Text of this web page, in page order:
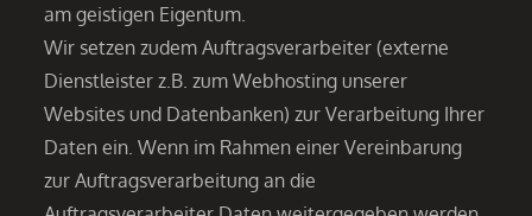
am geistigen Eigentum.
Wir setzen zudem Auftragsverarbeiter (externe
Dienstleister z.B. zum Webhosting unserer
Websites und Datenbanken) zur Verarbeitung Ihrer
Daten ein. Wenn im Rahmen einer Vereinbarung
zur Auftragsverarbeitung an die